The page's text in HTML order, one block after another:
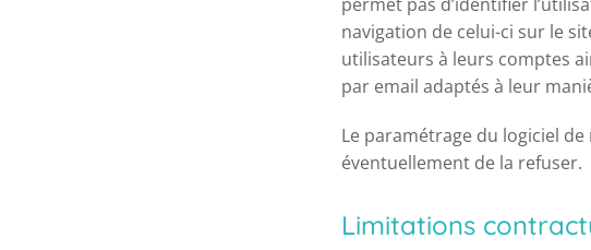
navigation de celui-ci sur le
utilisateurs à leurs comptes
par email adaptés à leur
Le paramétrage du logiciel
éventuellement de la refuser.
Limitations